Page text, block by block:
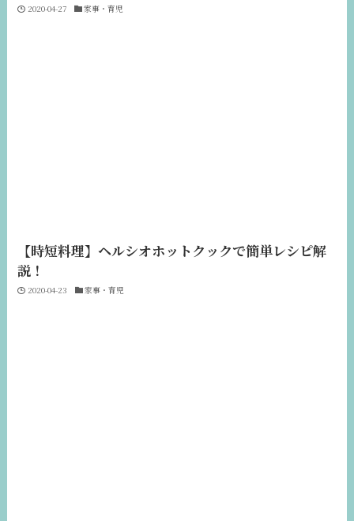
2020-04-27 家事・育児
【時短料理】ヘルシオホットクックで簡単レシピ解
説！
2020-04-23 家事・育児